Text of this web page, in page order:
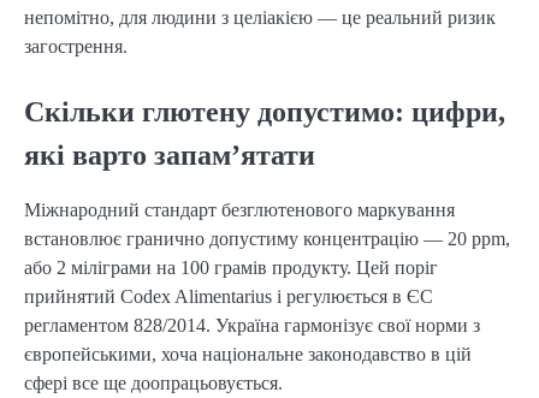
непомітно, для людини з целіакією — це реальний ризик
загострення.
Скільки глютену допустимо: цифри,
які варто запам’ятати
Міжнародний стандарт безглютенового маркування
встановлює гранично допустиму концентрацію — 20 ppm,
або 2 міліграми на 100 грамів продукту. Цей поріг
прийнятий Codex Alimentarius і регулюється в ЄС
регламентом 828/2014. Україна гармонізує свої норми з
європейськими, хоча національне законодавство в цій
сфері все ще доопрацьовується.